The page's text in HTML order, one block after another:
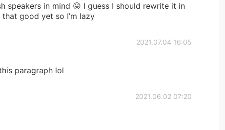
speakers in mind 😛 I guess I should rewrite it in
that good yet so I’m lazy
2021.07.04 16:05
paragraph lol
2021.06.02 07:20